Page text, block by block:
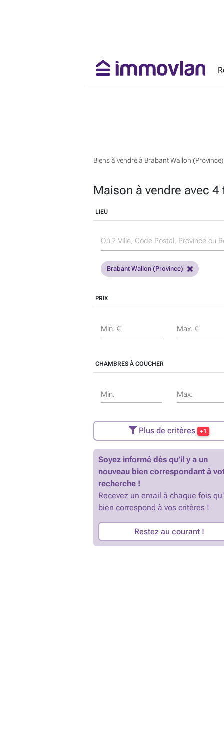
Biens à vendre à Brabant Wallon (Province)
Maison à vendre avec
LIEU
Brabant Wallon (Province)
PRIX
Min. € Max. €
CHAMBRES À COUCHER
Min. Max.
Plus de critères +1
Soyez informé dès qu’il y a un
nouveau bien correspondant à
recherche !
Recevez un email à chaque fois
bien correspond à vos critères !
Restez au courant !